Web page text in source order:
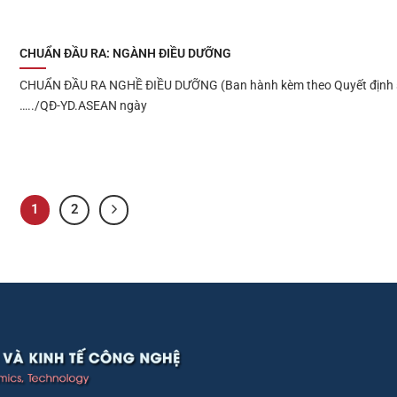
CHUẨN ĐẦU RA: NGÀNH ĐIỀU DƯỠNG
CHUẨN ĐẦU RA NGHỀ ĐIỀU DƯỠNG (Ban hành kèm theo Quyết định
…../QĐ-YD.ASEAN ngày
1 2